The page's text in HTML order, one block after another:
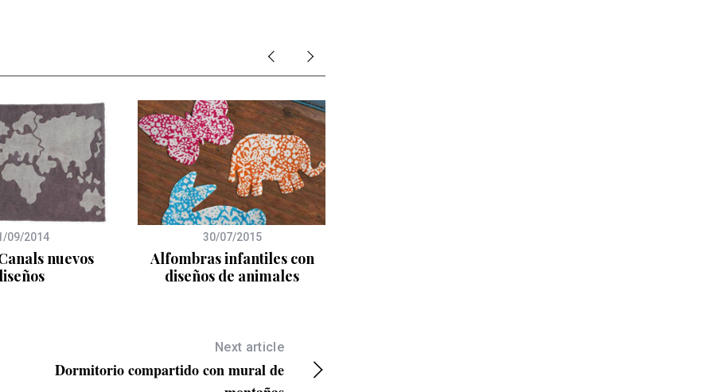
09/2014
nuevos
30/07/2015
Alfombras infantiles con
diseños de animales
Next article
Dormitorio compartido con mural de